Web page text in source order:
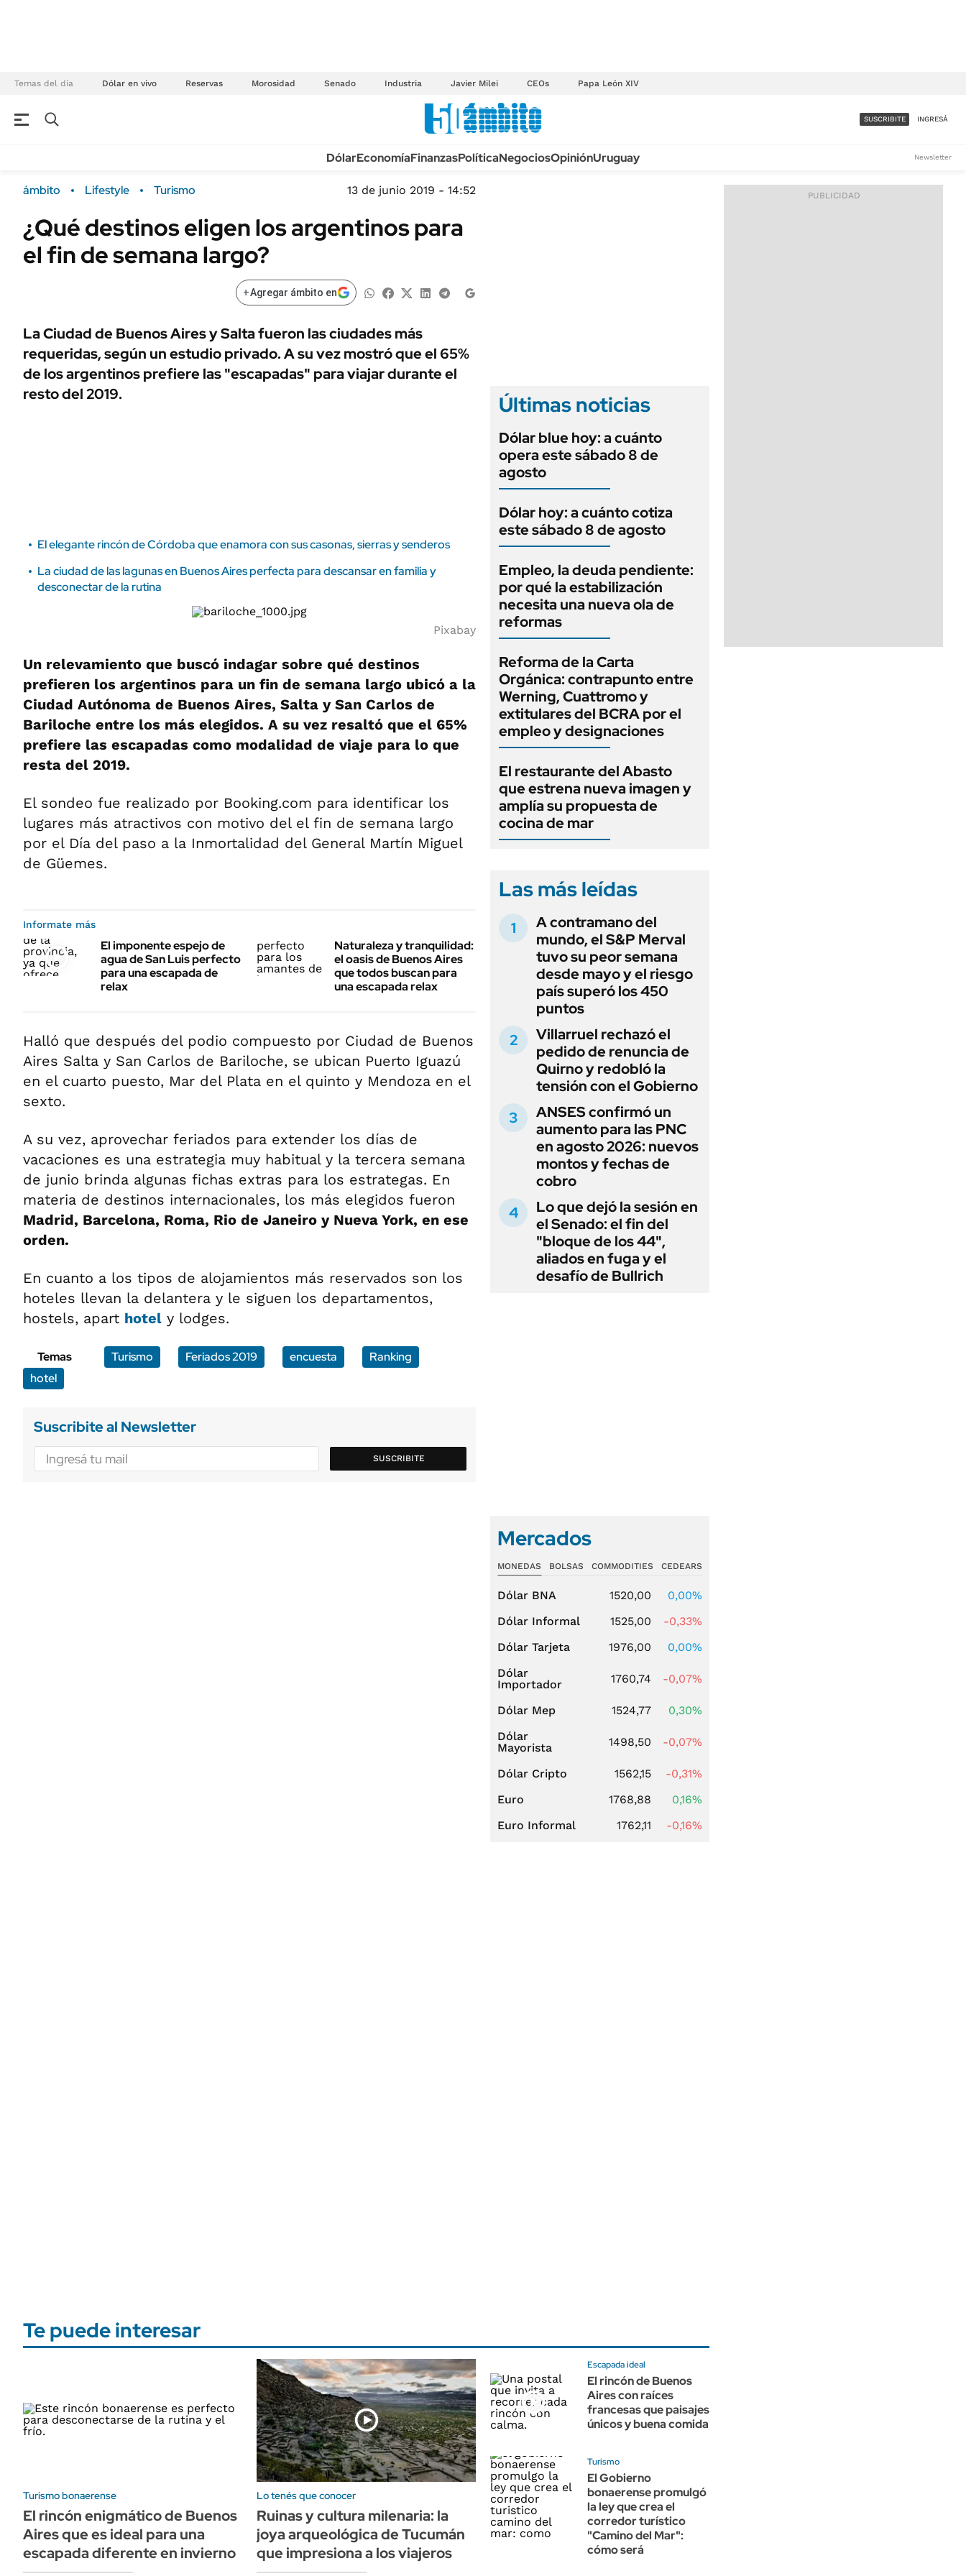
Temas del día Dólar en vivo Reservas Morosidad Senado Industria Javier Milei CEOs Papa León XIV
Campo
FINANZAS
ÁMBITO DEBATE
MEDIAKIT AMBITO DEBATE
Sustentabilidad
Seguros
ENERGY REPORT
POLÍTICA
Municipios
URUGUAY
TECNOLOGÍA
MÉXICO
MUNDO
LIFESTYLE
AUTOS
ACCESO FULL - $1.800/MES
SUSCRIBITE INGRESÁ
DólarEconomíaFinanzasPolíticaNegociosOpiniónUruguay Newsletter
ámbito Lifestyle Turismo 13 de junio 2019 - 14:52
¿Qué destinos eligen los argentinos para
el fin de semana largo?
+Agregar ámbito en
La Ciudad de Buenos Aires y Salta fueron las ciudades más
requeridas, según un estudio privado. A su vez mostró que el 65%
de los argentinos prefiere las "escapadas" para viajar durante el
resto del 2019.
El elegante rincón de Córdoba que enamora con sus casonas, sierras y senderos
La ciudad de las lagunas en Buenos Aires perfecta para descansar en familia y
desconectar de la rutina
Pixabay
Un relevamiento que buscó indagar sobre qué destinos
prefieren los argentinos para un fin de semana largo ubicó a la
Ciudad Autónoma de Buenos Aires, Salta y San Carlos de
Bariloche entre los más elegidos. A su vez resaltó que el 65%
prefiere las escapadas como modalidad de viaje para lo que
resta del 2019.
El sondeo fue realizado por Booking.com para identificar los
lugares más atractivos con motivo del el fin de semana largo
por el Día del paso a la Inmortalidad del General Martín Miguel
de Güemes.
Informate más
El imponente espejo de
agua de San Luis perfecto
para una escapada de
relax
Naturaleza y tranquilidad:
el oasis de Buenos Aires
que todos buscan para
una escapada relax
Halló que después del podio compuesto por Ciudad de Buenos
Aires Salta y San Carlos de Bariloche, se ubican Puerto Iguazú
en el cuarto puesto, Mar del Plata en el quinto y Mendoza en el
sexto.
A su vez, aprovechar feriados para extender los días de
vacaciones es una estrategia muy habitual y la tercera semana
de junio brinda algunas fichas extras para los estrategas. En
materia de destinos internacionales, los más elegidos fueron
Madrid, Barcelona, Roma, Rio de Janeiro y Nueva York, en ese
orden.
En cuanto a los tipos de alojamientos más reservados son los
hoteles llevan la delantera y le siguen los departamentos,
hostels, apart hotel y lodges.
Temas Turismo Feriados 2019 encuesta
Ranking
hotel
Suscribite al Newsletter
SUSCRIBITE
Últimas noticias
Dólar blue hoy: a cuánto
opera este sábado 8 de
agosto
Dólar hoy: a cuánto cotiza
este sábado 8 de agosto
Empleo, la deuda pendiente:
por qué la estabilización
necesita una nueva ola de
reformas
Reforma de la Carta
Orgánica: contrapunto entre
Werning, Cuattromo y
extitulares del BCRA por el
empleo y designaciones
El restaurante del Abasto
que estrena nueva imagen y
amplía su propuesta de
cocina de mar
Las más leídas
A contramano del
mundo, el S&P Merval
tuvo su peor semana
desde mayo y el riesgo
país superó los 450
puntos
Villarruel rechazó el
pedido de renuncia de
Quirno y redobló la
tensión con el Gobierno
ANSES confirmó un
aumento para las PNC
en agosto 2026: nuevos
montos y fechas de
cobro
Lo que dejó la sesión en
el Senado: el fin del
"bloque de los 44",
aliados en fuga y el
desafío de Bullrich
Mercados
MONEDAS BOLSAS COMMODITIES CEDEARS
Dólar BNA 1520,00
0,00%
Dólar Informal
1525,00
-0,33%
Dólar Tarjeta
1976,00
0,00%
Dólar
Importador
1760,74 -0,07%
Dólar Mep 1524,77
0,30%
Dólar
Mayorista
1498,50 -0,07%
Dólar Cripto 1562,15
-0,31%
Euro
1768,88
0,16%
Euro Informal
1762,11 -0,16%
Te puede interesar
Turismo bonaerense
El rincón enigmático de Buenos
Aires que es ideal para una
escapada diferente en invierno
Lo tenés que conocer
Ruinas y cultura milenaria: la
joya arqueológica de Tucumán
que impresiona a los viajeros
Escapada ideal
El rincón de Buenos
Aires con raíces
francesas que paisajes
únicos y buena comida
Turismo
El Gobierno
bonaerense promulgó
la ley que crea el
corredor turístico
"Camino del Mar":
cómo será